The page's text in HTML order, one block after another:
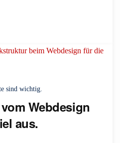
sind wichtig.
Webdesign
aus.